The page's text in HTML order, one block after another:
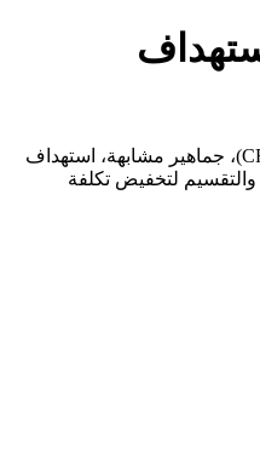
إنشاء جماهير (الموقع، التفاعل، CRM)، جماهير مشابهة، استهداف
والتقسيم لتخفيض تكلفة